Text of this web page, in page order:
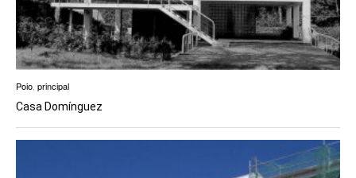
Poio, principal
Casa Domínguez